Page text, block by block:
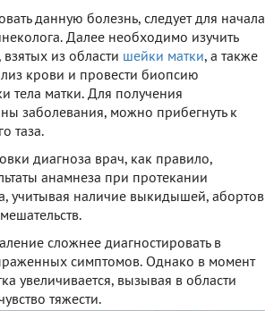
данную болезнь, следует для начала
Далее необходимо изучить
, взятых из области шейки матки, а также
крови и провести биопсию
тела матки. Для получения
заболевания, можно прибегнуть к
таза.
диагноза врач, как правило,
анамнеза при протекании
учитывая наличие выкидышей, абортов
сложнее диагностировать в
симптомов. Однако в момент
увеличивается, вызывая в области
тяжести.